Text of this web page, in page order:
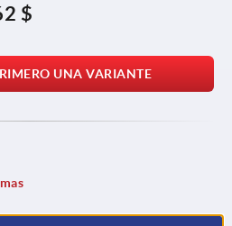
$
UNA VARIANTE